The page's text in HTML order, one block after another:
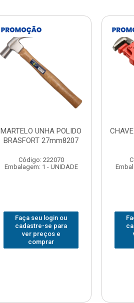
CHAVE GRIFO BRASFORT
14” 6012
Código: 231967
Embalagem: 1 - UNIDADE
Faça seu login ou
cadastre-se para
ver preços e
comprar